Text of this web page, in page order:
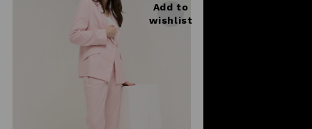
Add to
wishlist